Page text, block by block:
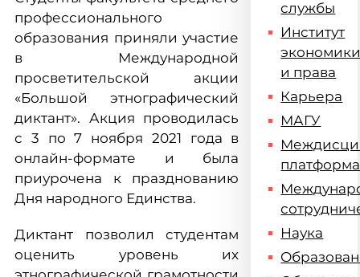
профессионального
образования приняли участие
в Международной
просветительской акции
«Большой этнографический
диктант». Акция проводилась
с 3 по 7 ноября 2021 года в
онлайн-формате и была
приурочена к празднованию
Дня народного Единства.
Диктант позволил студентам
оценить уровень их
службы
Институт
и права
Карьера
МАГУ
платформа
Наука